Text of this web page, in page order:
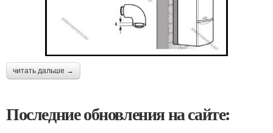
читать дальше →
Последние обновления на сайте: